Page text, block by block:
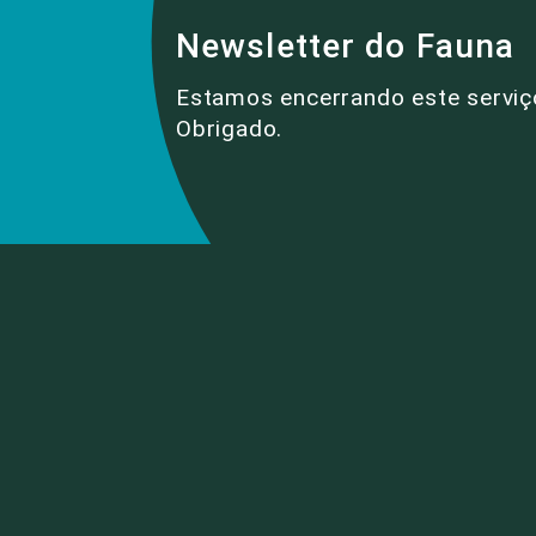
Newsletter do Fauna
Estamos encerrando este
Obrigado.